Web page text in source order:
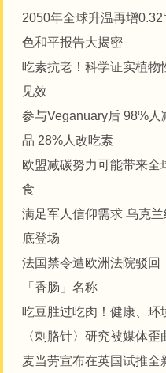
2050年全球升温再增
色和平报告大揭密
吃素抗老！科学证实植物
见效
参与Veganuary后 98%
品 28%人改吃素
欧盟减碳努力可能带来
食
满足军人信仰需求 乌克
底登场
法国禁令遭欧洲法院驳回
「香肠」名称
吃豆胜过吃肉！健康、
〈刺胳针〉研究被媒体
麦当劳宣布在英国试推